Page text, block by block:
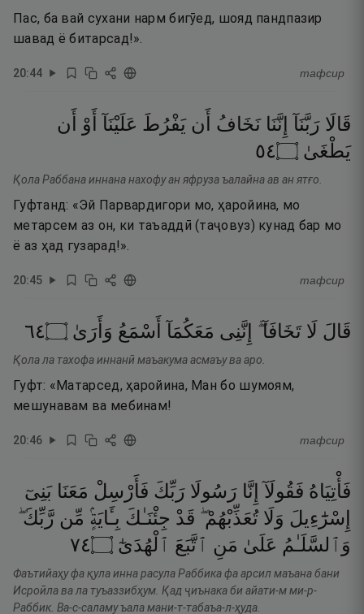
Пас, ба вай сухани нарм бигӯед, шояд пандпазир
шавад ё битарсад!».
20:44 тафсир
قَالَا رَبَّنَآ إِنَّنَا نَخَافُ أَن يَفْرُطَ عَلَيْنَآ أَوْ
أَن
يَطْغَىٰ ۝٤٥
Қола Раббана иннана нахофу ан яфруза ъалайна ав ан ятғо.
Гуфтанд: «Эй Парвардигори мо, ҳаройина, мо
метарсем аз он, ки таъаддӣ (таҷовуз) кунад бар мо
ё аз ҳад гузарад!».
20:45 тафсир
قَالَ لَا تَخَافَآ ۖ إِنَّنِى مَعَكُمَآ أَسْمَعُ وَأَرَىٰ ۝٤٦
Қола ла тахофа иннанӣ маъакума асмаъу ва аро.
Гуфт: «Матарсед, ҳаройина, Ман бо шумоям,
мешунавам ва мебинам!
20:46 тафсир
فَأْتِيَاهُ فَقُولَآ إِنَّا رَسُولَا رَبِّكَ فَأَرْسِلْ مَعَنَا بَنِىٓ
إِسْرَٰٓءِيلَ وَلَا تُعَذِّبْهُمْ ۖ قَدْ جِئْنَـٰكَ بِـَٔايَةٍۢ مِّن رَّبِّكَ ۖ
وَٱلسَّلَـٰمُ عَلَىٰ مَنِ ٱتَّبَعَ ٱلْهُدَىٰٓ ۝٤٧
Фаътийаҳу фа қула инна расула Раббика фа арсил маъана бани
Исроӣла ва ла туъаззибҳум. Қад ҷиънака би айати-м ми-р-
Раббик. Ва-с-саламу ъала мани-т-табаъа-л-ҳуда.